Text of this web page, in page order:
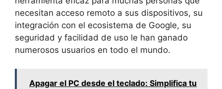
necesitan acceso remoto a sus dispositivos, su
integración con el ecosistema de Google, su
seguridad y facilidad de uso le han ganado
numerosos usuarios en todo el mundo.
Apagar el PC desde el teclado: Simplifica tu